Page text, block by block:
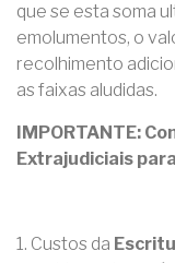
que se esta soma
emolumentos, o
recolhimento
as faixas aludidas.
IMPORTANTE:
Extrajudiciais
1. Custos da